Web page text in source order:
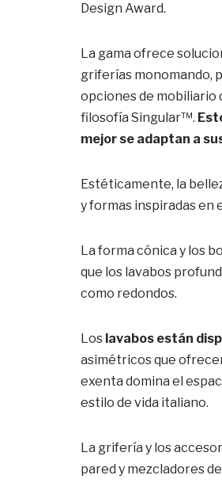
Design Award.
La gama ofrece
griferías monomando,
opciones de mobiliario
filosofía Singular™.
mejor se adaptan a
Estéticamente, la
y formas inspiradas en
La forma cónica y los
que los lavabos
como redondos.
Los lavabos están
asimétricos que
exenta domina el
estilo de vida italiano.
La grifería y los
pared y mezcladores